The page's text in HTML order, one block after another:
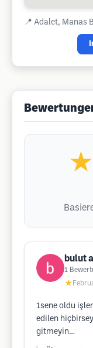
📍 Adalet, Manas
bulut
1
★
1sene oldu
edilen
gitmeyin…